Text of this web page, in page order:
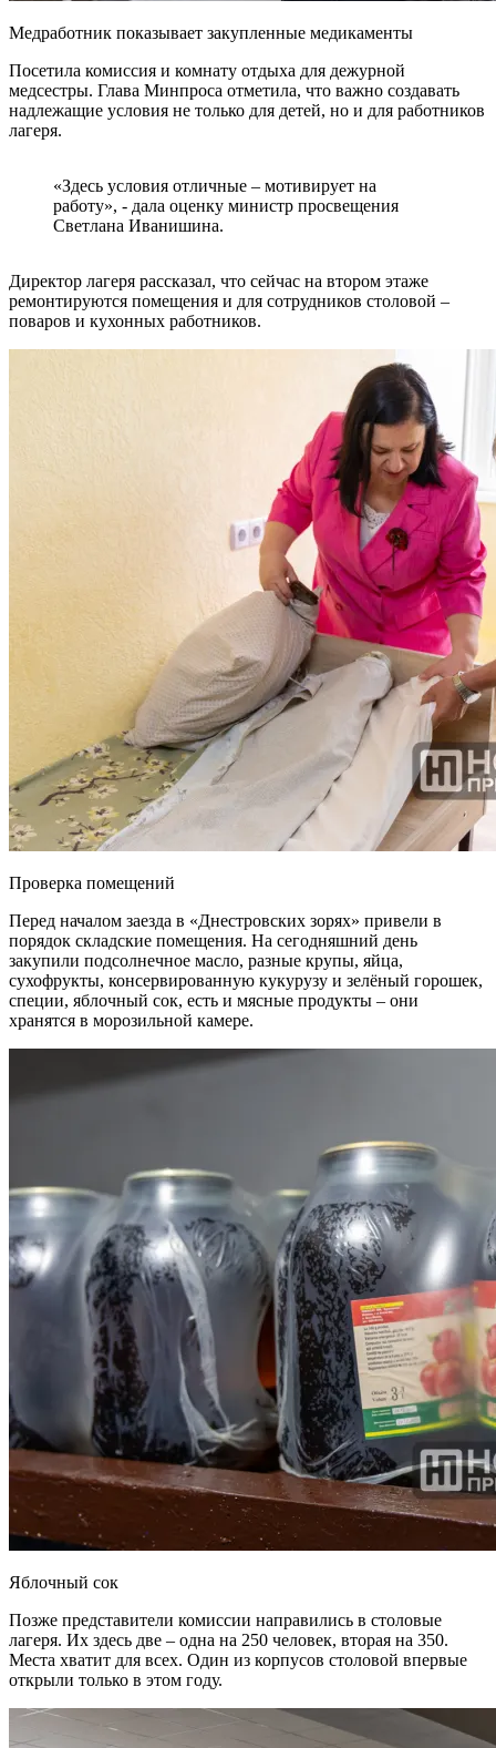
Медработник показывает закупленные медикаменты
Посетила комиссия и комнату отдыха для дежурной
медсестры. Глава Минпроса отметила, что важно создавать
надлежащие условия не только для детей, но и для работников
лагеря.
«Здесь условия отличные – мотивирует на
работу», - дала оценку министр просвещения
Светлана Иванишина.
Директор лагеря рассказал, что сейчас на втором этаже
ремонтируются помещения и для сотрудников столовой –
поваров и кухонных работников.
Проверка помещений
Перед началом заезда в «Днестровских зорях» привели в
порядок складские помещения. На сегодняшний день
закупили подсолнечное масло, разные крупы, яйца,
сухофрукты, консервированную кукурузу и зелёный горошек,
специи, яблочный сок, есть и мясные продукты – они
хранятся в морозильной камере.
Яблочный сок
Позже представители комиссии направились в столовые
лагеря. Их здесь две – одна на 250 человек, вторая на 350.
Места хватит для всех. Один из корпусов столовой впервые
открыли только в этом году.